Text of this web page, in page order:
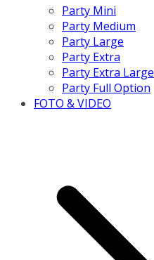
Party Mini
Party Medium
Party Large
Party Extra
Party Extra Large
Party Full Option
FOTO & VIDEO